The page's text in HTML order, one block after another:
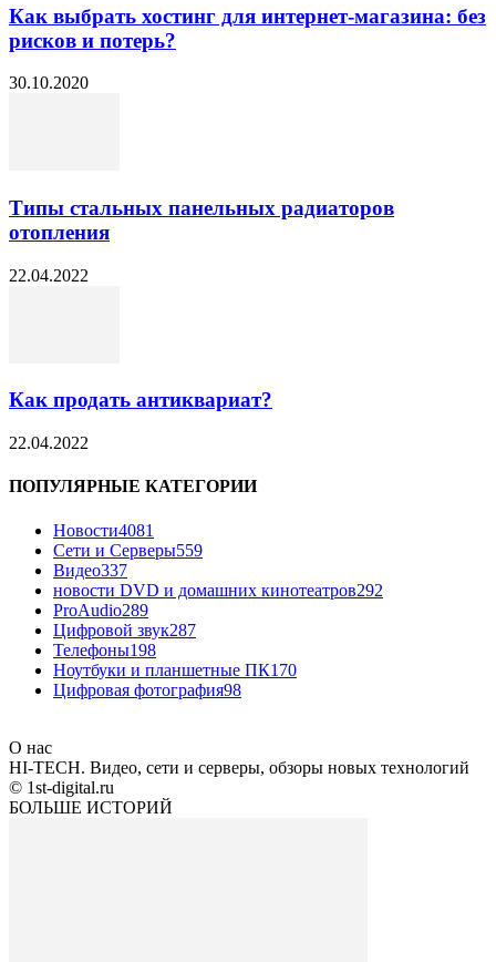
Как выбрать хостинг для интернет-магазина: без
рисков и потерь?
30.10.2020
Типы стальных панельных радиаторов
отопления
22.04.2022
Как продать антиквариат?
22.04.2022
ПОПУЛЯРНЫЕ КАТЕГОРИИ
Новости4081
Сети и Серверы559
Видео337
новости DVD и домашних кинотеатров292
ProAudio289
Цифровой звук287
Телефоны198
Ноутбуки и планшетные ПК170
Цифровая фотография98
О нас
HI-TECH. Видео, сети и серверы, обзоры новых технологий
© 1st-digital.ru
БОЛЬШЕ ИСТОРИЙ